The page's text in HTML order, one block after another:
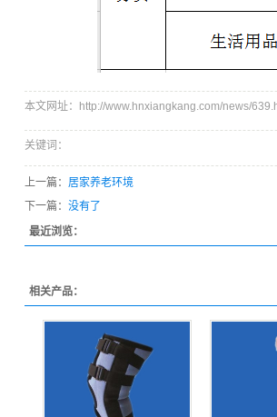
本文网址：http://www.hnxiangkang.com/news/
关键词：
上一篇： 居家养老环境
下一篇： 没有了
最近浏览：
相关产品：